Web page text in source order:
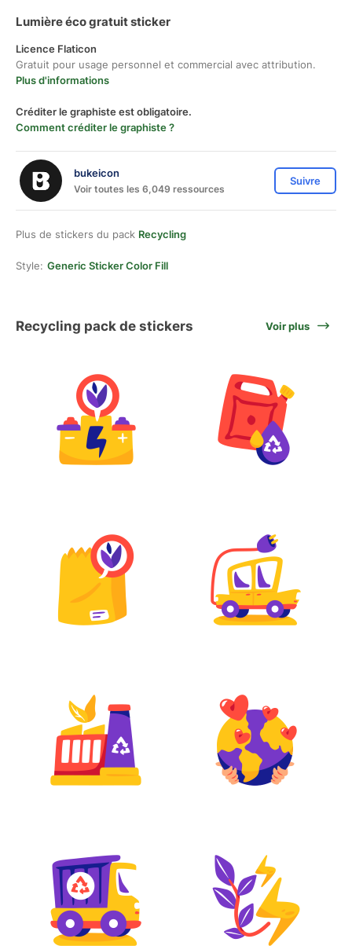
Lumière éco gratuit sticker
Licence Flaticon
Gratuit pour usage personnel et commercial avec attribution.
Plus d'informations
Créditer le graphiste est obligatoire.
Comment créditer le graphiste ?
bukeicon
Voir toutes les 6,049 ressources
Suivre
Plus de stickers du pack Recycling
Style: Generic Sticker Color Fill
Recycling pack de stickers Voir plus